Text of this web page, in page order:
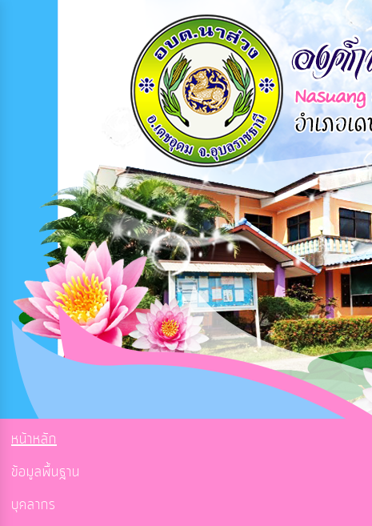
หน้าหลัก
ข้อมูลพื้นฐาน
บุคลากร